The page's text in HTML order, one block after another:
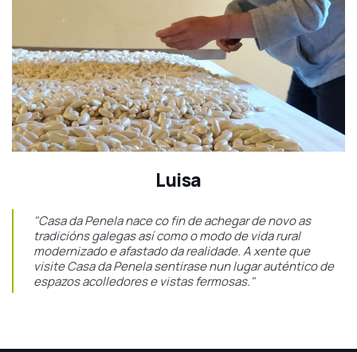
Luisa
"Casa da Penela nace co fin de achegar de novo as
tradicións galegas así como o modo de vida rural
modernizado e afastado da realidade. A xente que
visite Casa da Penela sentirase nun lugar auténtico de
espazos acolledores e vistas fermosas."